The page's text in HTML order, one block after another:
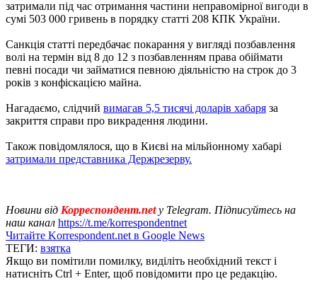
затримали під час отримання частини неправомірної вигоди в
сумі 503 000 гривень в порядку статті 208 КПК України.
Санкція статті передбачає покарання у вигляді позбавлення
волі на термін від 8 до 12 з позбавленням права обіймати
певні посади чи займатися певною діяльністю на строк до 3
років з конфіскацією майна.
Нагадаємо, слідчий вимагав 5,5 тисячі доларів хабаря за
закриття справи про викрадення людини.
Також повідомлялося, що в Києві на мільйонному хабарі
затримали представника Держрезерву.
Новини від Корреспондент.net у Telegram. Підписуйтесь на
наш канал https://t.me/korrespondentnet
Читайте Korrespondent.net в Google News
ТЕГИ: взятка
Якщо ви помітили помилку, виділіть необхідний текст і
натисніть Ctrl + Enter, щоб повідомити про це редакцію.